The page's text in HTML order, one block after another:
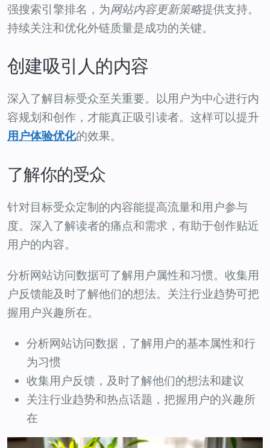
强搜索引擎排名，为网站内容更新策略提供支持。
持续关注和优化外链质量是成功的关键。
创建吸引人的内容
深入了解目标受众至关重要。以用户为中心进行内
容规划和创作，才能真正吸引读者。这样可以提升
用户体验优化的效果。
了解你的受众
针对目标受众定制的内容能提高流量和用户参与
度。深入了解读者的痛点和需求，有助于创作贴近
用户的内容。
分析网站访问数据可了解用户属性和习惯。收集用
户反馈能及时了解他们的想法。关注行业趋势可把
握用户兴趣所在。
分析网站访问数据，了解用户的基本属性和行
为习惯
收集用户反馈，及时了解他们的想法和建议
关注行业趋势和热点话题，把握用户的兴趣所
在